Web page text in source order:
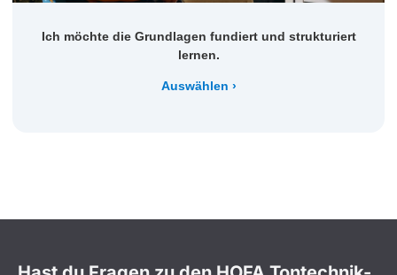
Ich möchte die Grundlagen fundiert und strukturiert
lernen.
Auswählen